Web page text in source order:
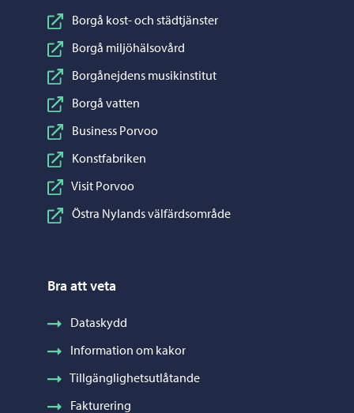
Borgå kost- och städtjänster
Borgå miljöhälsovård
Borgånejdens musikinstitut
Borgå vatten
Business Porvoo
Konstfabriken
Visit Porvoo
Östra Nylands välfärdsområde
Bra att veta
Dataskydd
Information om kakor
Tillgänglighetsutlåtande
Fakturering